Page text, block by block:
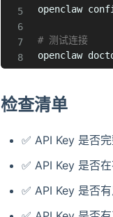
openclaw
# 测试连接
openclaw
检查清单
✅ API Key 是否
✅ API Key 是否
✅ API Key 是否